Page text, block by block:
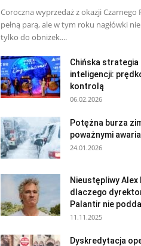
Coroczna wyprzedaż z okazji Czarnego
pełną parą, ale w tym roku nagłówki
tylko do obniżek....
Chińska
inteligencji:
kontrolą
06.02.2026
Potężna burza
poważnymi
24.01.2026
Nieustępliwy Alex
dlaczego
Palantir nie
11.11.2025
Dyskredytacja